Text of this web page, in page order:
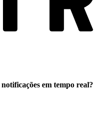
notificações em tempo real?